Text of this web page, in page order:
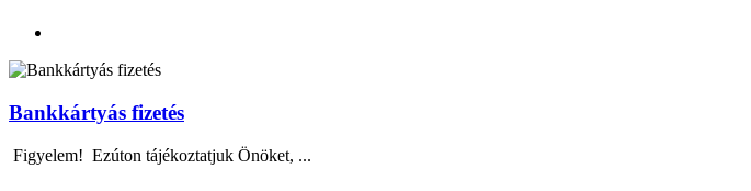
Bankkártyás fizetés
Figyelem! Ezúton tájékoztatjuk Önöket, ...